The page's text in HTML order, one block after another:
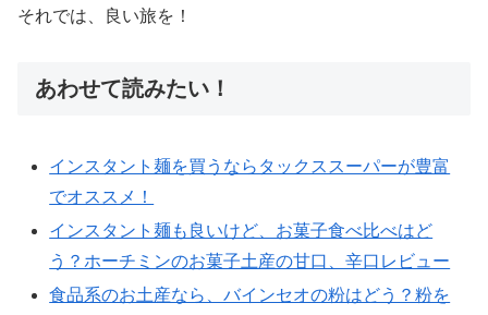
それでは、良い旅を！
あわせて読みたい！
インスタント麺を買うならタックススーパーが豊富
でオススメ！
インスタント麺も良いけど、お菓子食べ比べはど
う？ホーチミンのお菓子土産の甘口、辛口レビュー
食品系のお土産なら、バインセオの粉はどう？粉を